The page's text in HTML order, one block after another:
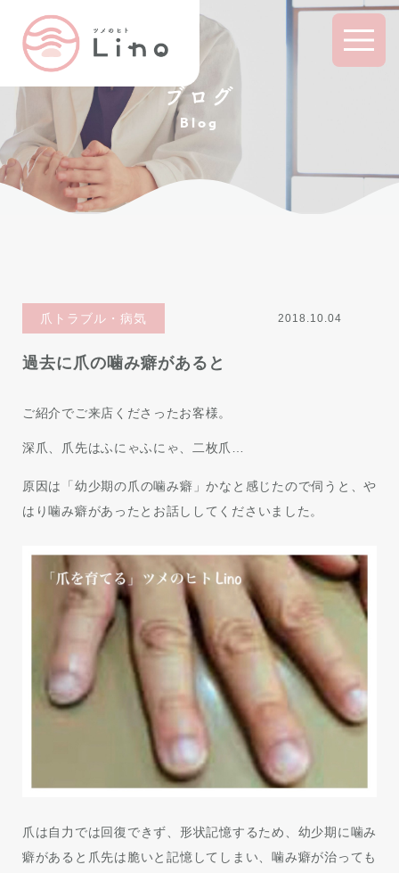
ブログ
Blog
爪トラブル・病気 2018.10.04
過去に爪の噛み癖があると
ご紹介でご来店くださったお客様。
深爪、爪先はふにゃふにゃ、二枚爪…
原因は「幼少期の爪の噛み癖」かなと感じたので伺うと、や
はり噛み癖があったとお話ししてくださいました。
爪は自力では回復できず、形状記憶するため、幼少期に噛み
癖があると爪先は脆いと記憶してしまい、噛み癖が治っても